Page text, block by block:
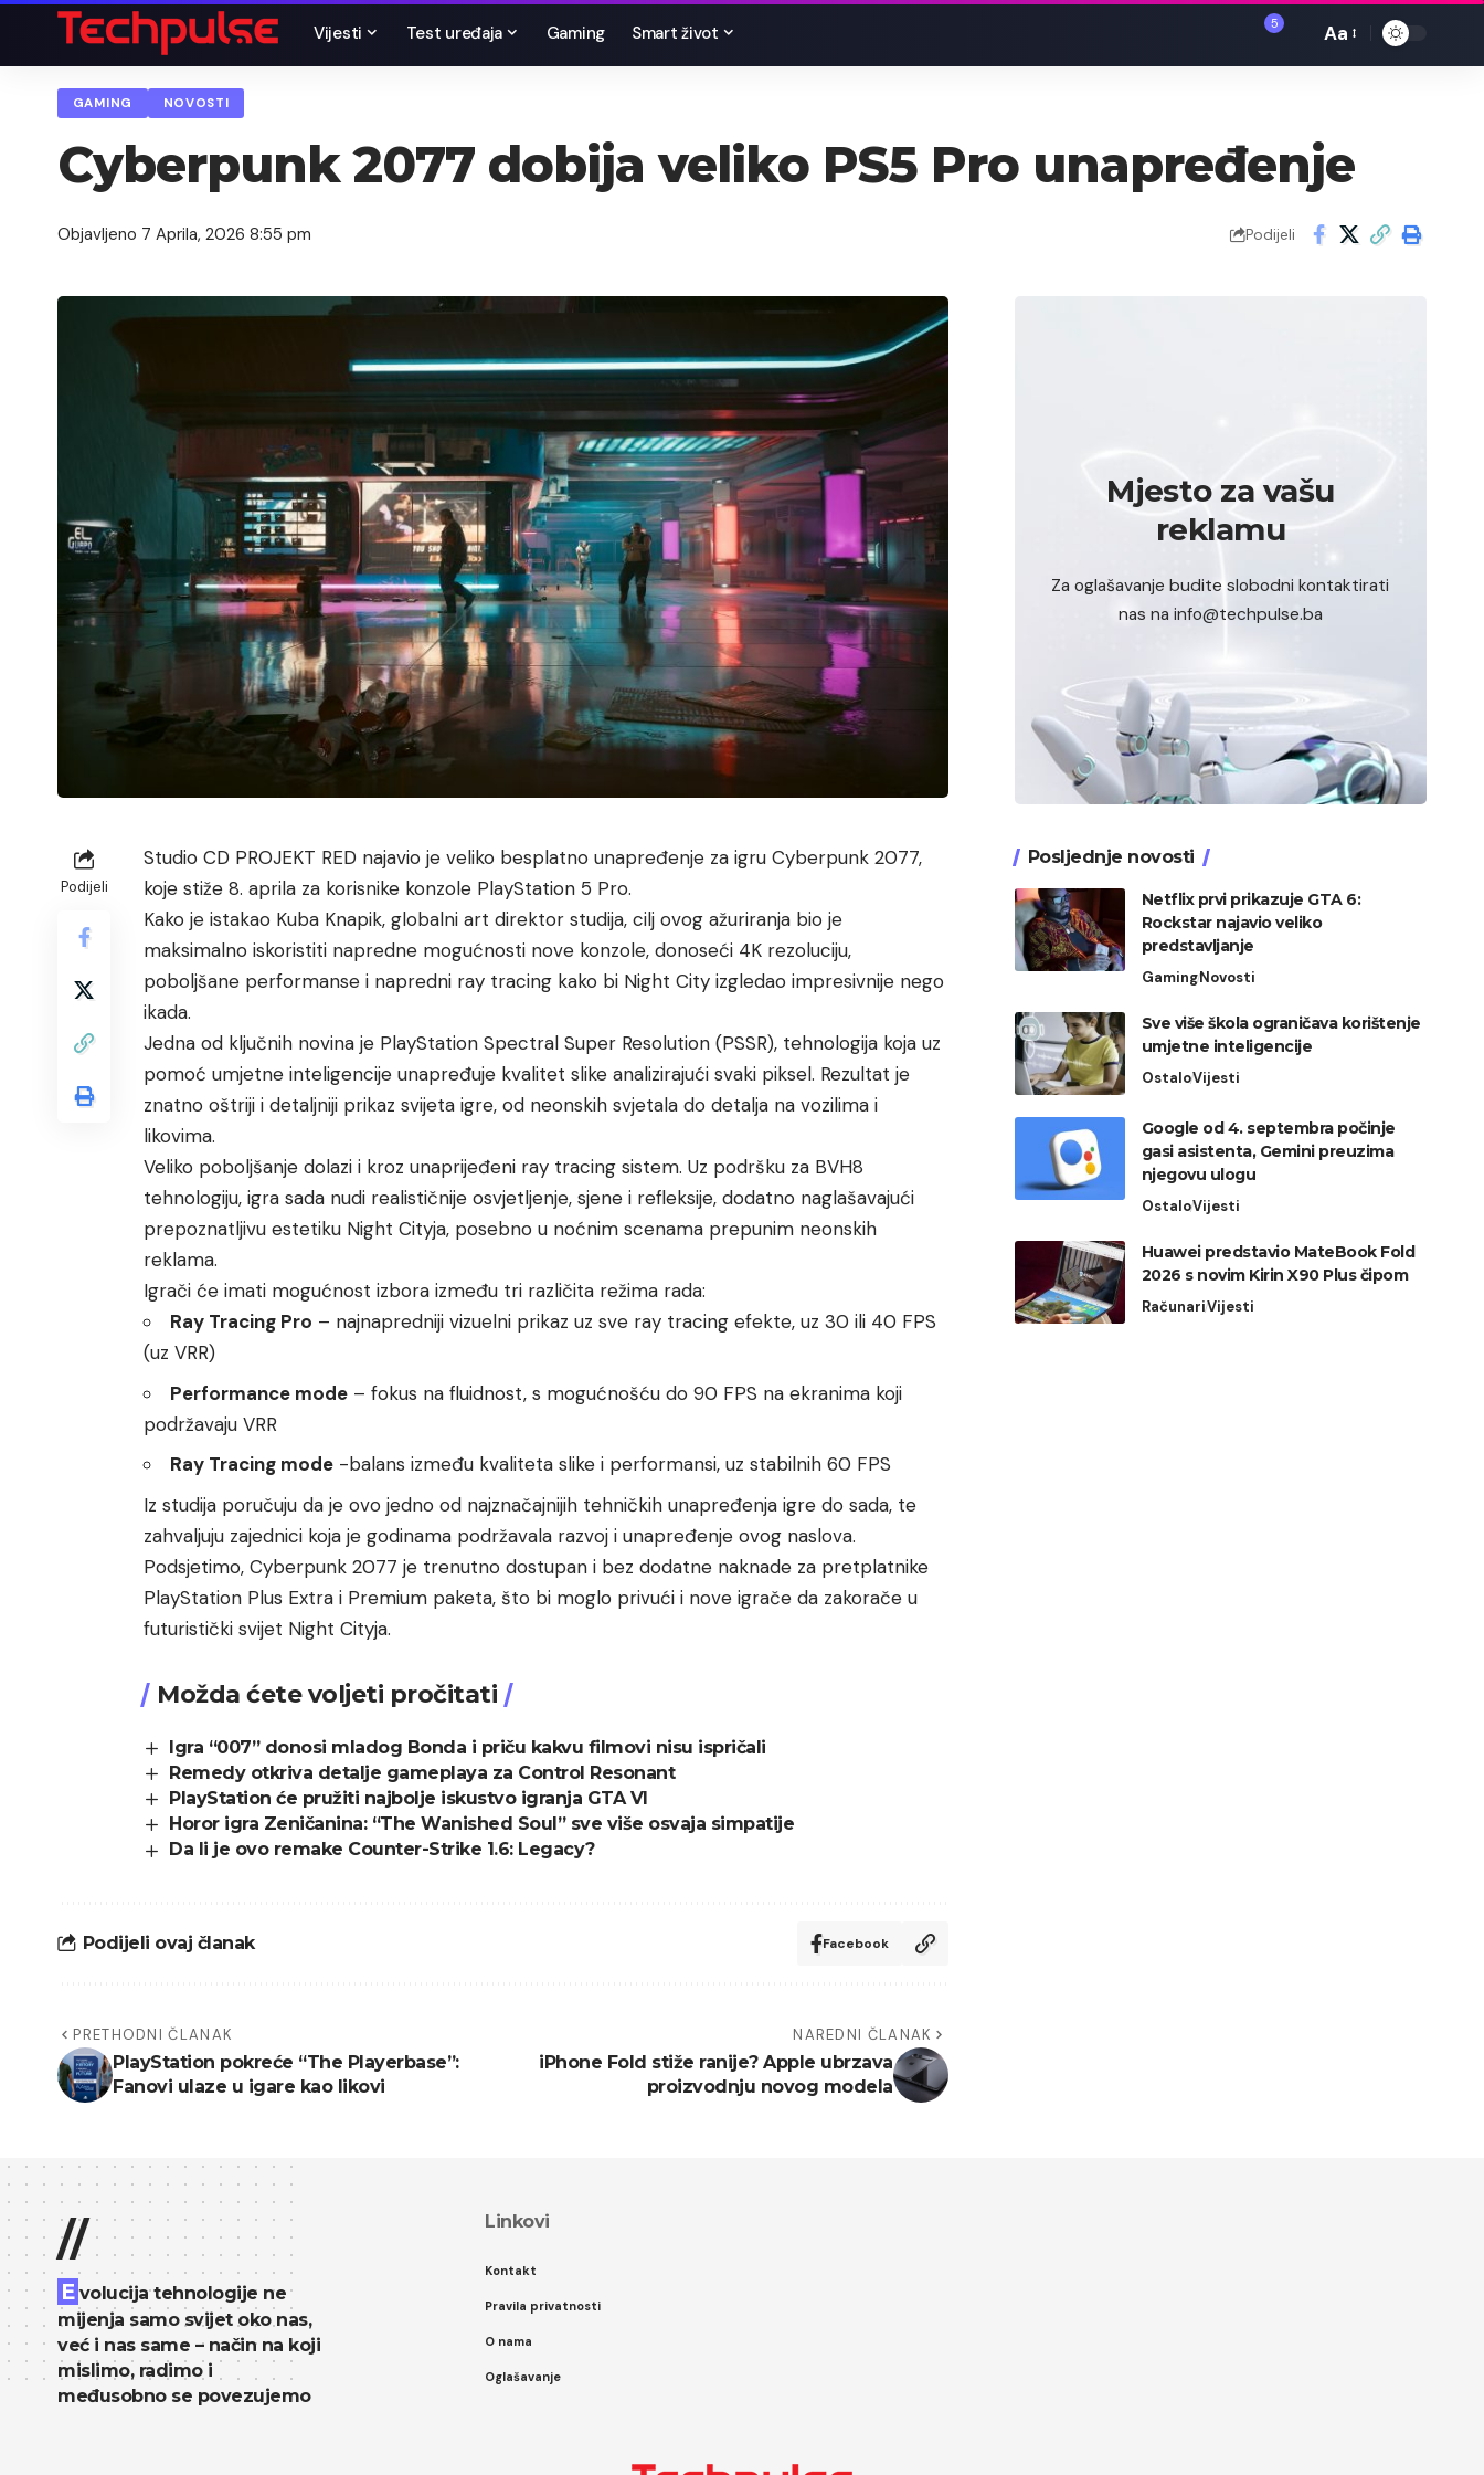
Vijesti Test uređaja Gaming Smart život 5
Font
Aa
GAMING NOVOSTI
Cyberpunk 2077 dobija veliko PS5 Pro unapređenje
Objavljeno 7 Aprila, 2026 8:55 pm Podijeli
Podijeli
Studio CD PROJEKT RED najavio je veliko besplatno unapređenje za igru Cyberpunk 2077,
koje stiže 8. aprila za korisnike konzole PlayStation 5 Pro.
Kako je istakao Kuba Knapik, globalni art direktor studija, cilj ovog ažuriranja bio je
maksimalno iskoristiti napredne mogućnosti nove konzole, donoseći 4K rezoluciju,
poboljšane performanse i napredni ray tracing kako bi Night City izgledao impresivnije nego
ikada.
Jedna od ključnih novina je PlayStation Spectral Super Resolution (PSSR), tehnologija koja uz
pomoć umjetne inteligencije unapređuje kvalitet slike analizirajući svaki piksel. Rezultat je
znatno oštriji i detaljniji prikaz svijeta igre, od neonskih svjetala do detalja na vozilima i
likovima.
Veliko poboljšanje dolazi i kroz unaprijeđeni ray tracing sistem. Uz podršku za BVH8
tehnologiju, igra sada nudi realističnije osvjetljenje, sjene i refleksije, dodatno naglašavajući
prepoznatljivu estetiku Night Cityja, posebno u noćnim scenama prepunim neonskih
reklama.
Igrači će imati mogućnost izbora između tri različita režima rada:
Ray Tracing Pro – najnapredniji vizuelni prikaz uz sve ray tracing efekte, uz 30 ili 40 FPS
(uz VRR)
Performance mode – fokus na fluidnost, s mogućnošću do 90 FPS na ekranima koji
podržavaju VRR
Ray Tracing mode -balans između kvaliteta slike i performansi, uz stabilnih 60 FPS
Iz studija poručuju da je ovo jedno od najznačajnijih tehničkih unapređenja igre do sada, te
zahvaljuju zajednici koja je godinama podržavala razvoj i unapređenje ovog naslova.
Podsjetimo, Cyberpunk 2077 je trenutno dostupan i bez dodatne naknade za pretplatnike
PlayStation Plus Extra i Premium paketa, što bi moglo privući i nove igrače da zakorače u
futuristički svijet Night Cityja.
Možda ćete voljeti pročitati
Igra “007” donosi mladog Bonda i priču kakvu filmovi nisu ispričali
Remedy otkriva detalje gameplaya za Control Resonant
PlayStation će pružiti najbolje iskustvo igranja GTA VI
Horor igra Zeničanina: “The Wanished Soul” sve više osvaja simpatije
Da li je ovo remake Counter-Strike 1.6: Legacy?
Podijeli ovaj članak Facebook
PRETHODNI ČLANAK
PlayStation pokreće “The Playerbase”:
Fanovi ulaze u igare kao likovi
NAREDNI ČLANAK
iPhone Fold stiže ranije? Apple ubrzava
proizvodnju novog modela
Mjesto za vašu
reklamu
Za oglašavanje budite slobodni kontaktirati
nas na info@techpulse.ba
Posljednje novosti
Netflix prvi prikazuje GTA 6:
Rockstar najavio veliko
predstavljanje
GamingNovosti
Sve više škola ograničava korištenje
umjetne inteligencije
OstaloVijesti
Google od 4. septembra počinje
gasi asistenta, Gemini preuzima
njegovu ulogu
OstaloVijesti
Huawei predstavio MateBook Fold
2026 s novim Kirin X90 Plus čipom
RačunariVijesti
//
E volucija tehnologije ne
mijenja samo svijet oko nas,
već i nas same – način na koji
mislimo, radimo i
međusobno se povezujemo
Linkovi
Kontakt
Pravila privatnosti
O nama
Oglašavanje